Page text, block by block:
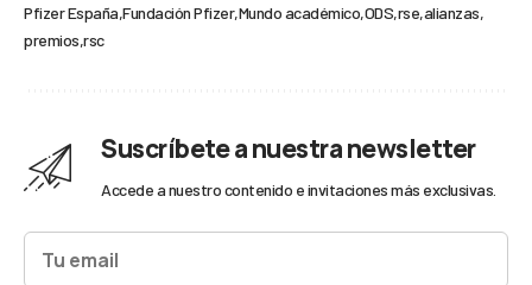
Pfizer España Fundación Pfizer Mundo académico ODS rse alianzas
premios rsc
Suscríbete a nuestra newsletter
Accede a nuestro contenido e invitaciones más exclusivas.